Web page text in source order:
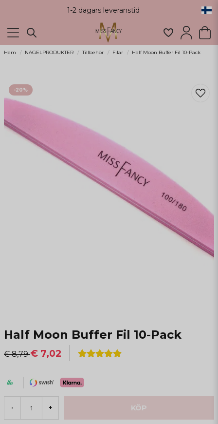
1-2 dagars leveranstid
Hem NAGELPRODUKTER Tillbehör Filar Half Moon Buffer Fil 10-Pack
-20%
Half Moon Buffer Fil 10-Pack
€ 8,79€ 7,02
- + KÖP